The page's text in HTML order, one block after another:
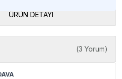
ÜRÜN DETAYI
(3 Yorum)